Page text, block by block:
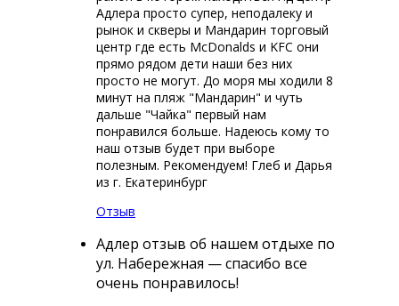
Адлера просто супер, неподалеку и
рынок и скверы и Мандарин торговый
центр где есть McDonalds и KFC они
прямо рядом дети наши без них
просто не могут. До моря мы ходили 8
минут на пляж "Мандарин" и чуть
дальше "Чайка" первый нам
понравился больше. Надеюсь кому то
наш отзыв будет при выборе
полезным. Рекомендуем! Глеб и Дарья
из г. Екатеринбург
Отзыв
Адлер отзыв об нашем отдыхе по
ул. Набережная — спасибо все
очень понравилось!